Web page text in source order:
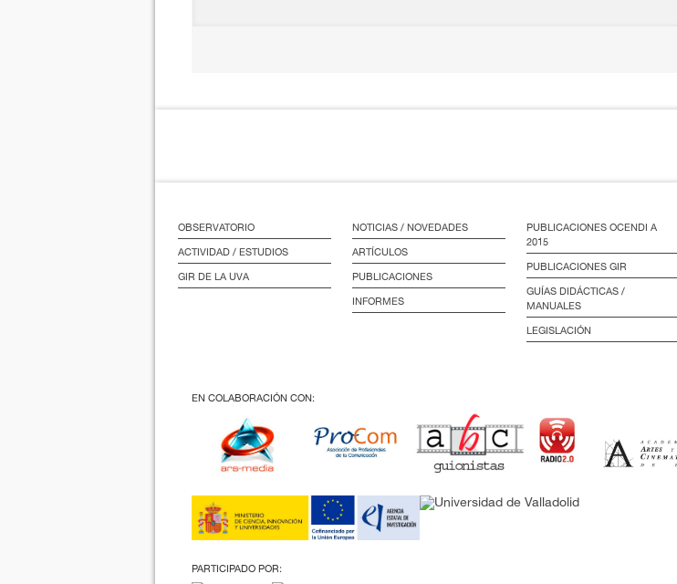
OBSERVATORIO
ACTIVIDAD / ESTUDIOS
GIR DE LA UVA
NOTICIAS / NOVEDADES
ARTÍCULOS
PUBLICACIONES
INFORMES
PUBLICACIONES OCENDI A
2015
PUBLICACIONES GIR
GUÍAS DIDÁCTICAS /
MANUALES
LEGISLACIÓN
EN COLABORACIÓN CON:
PARTICIPADO POR: